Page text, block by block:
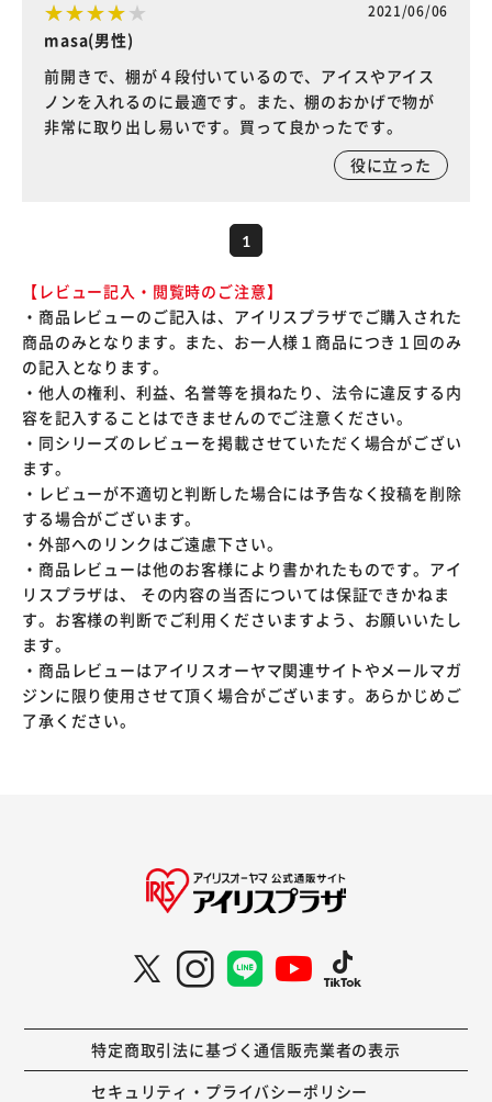
2021/06/06
masa(男性)
前開きで、棚が４段付いているので、アイスやアイス
ノンを入れるのに最適です。また、棚のおかげで物が
非常に取り出し易いです。買って良かったです。
役に立った
1
【レビュー記入・閲覧時のご注意】
・商品レビューのご記入は、アイリスプラザでご購入された
商品のみとなります。また、お一人様１商品につき１回のみ
の記入となります。
・他人の権利、利益、名誉等を損ねたり、法令に違反する内
容を記入することはできませんのでご注意ください。
・同シリーズのレビューを掲載させていただく場合がござい
ます。
・レビューが不適切と判断した場合には予告なく投稿を削除
する場合がございます。
・外部へのリンクはご遠慮下さい。
・商品レビューは他のお客様により書かれたものです。アイ
リスプラザは、 その内容の当否については保証できかねま
す。お客様の判断でご利用くださいますよう、お願いいたし
ます。
・商品レビューはアイリスオーヤマ関連サイトやメールマガ
ジンに限り使用させて頂く場合がございます。あらかじめご
了承ください。
特定商取引法に基づく通信販売業者の表示
セキュリティ・プライバシーポリシー